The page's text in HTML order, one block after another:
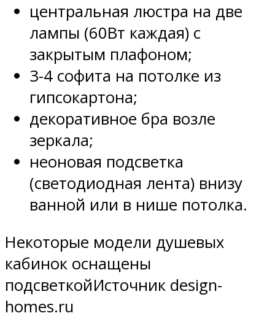
центральная люстра на две
лампы (60Вт каждая) с
закрытым плафоном;
3-4 софита на потолке из
гипсокартона;
декоративное бра возле
зеркала;
неоновая подсветка
(светодиодная лента) внизу
ванной или в нише потолка.
Некоторые модели душевых
кабинок оснащены
подсветкойИсточник design-
homes.ru